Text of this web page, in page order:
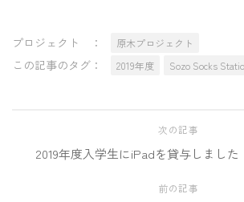
プロジェクト ： 原木プロジェクト
この記事のタグ： 2019年度 Sozo Socks
次の記事
2019年度入学生にiPadを貸与しました
前の記事